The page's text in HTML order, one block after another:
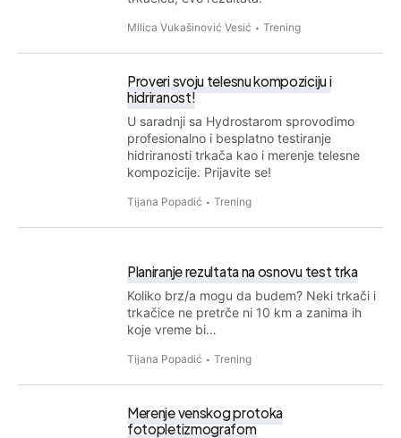
Milica Vukašinović Vesić Trening
Proveri svoju telesnu kompoziciju i
hidriranost!
U saradnji sa Hydrostarom sprovodimo
profesionalno i besplatno testiranje
hidriranosti trkača kao i merenje telesne
kompozicije. Prijavite se!
Tijana Popadić Trening
Planiranje rezultata na osnovu test trka
Koliko brz/a mogu da budem? Neki trkači i
trkačice ne pretrče ni 10 km a zanima ih
koje vreme bi…
Tijana Popadić Trening
Merenje venskog protoka
fotopletizmografom